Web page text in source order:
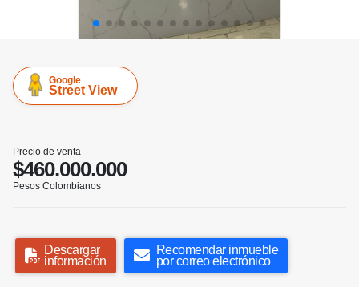
Google
Street View
Precio de venta
$460.000.000
Pesos Colombianos
Descargar
información
Recomendar inmueble
por correo electrónico